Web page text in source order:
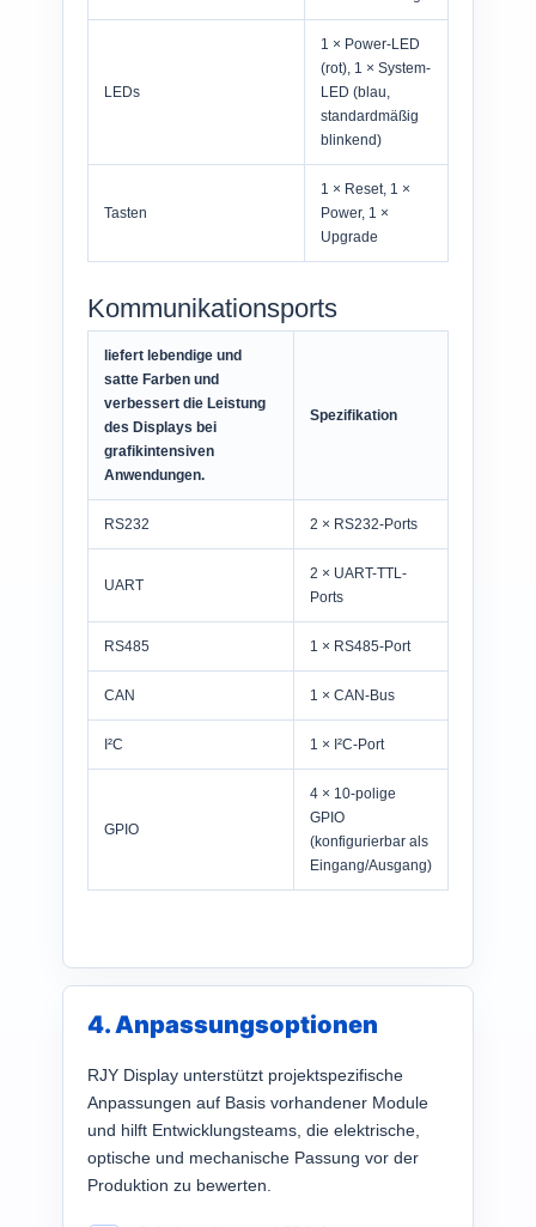
LEDs
1 × Power-LED
(rot), 1 × System-
LED (blau,
standardmäßig
blinkend)
Tasten
1 × Reset, 1 ×
Power, 1 ×
Upgrade
Kommunikationsports
liefert lebendige und
satte Farben und
verbessert die Leistung
des Displays bei
grafikintensiven
Anwendungen.
Spezifikation
RS232 2 × RS232-Ports
UART
2 × UART-TTL-
Ports
RS485 1 × RS485-Port
CAN 1 × CAN-Bus
I²C 1 × I²C-Port
GPIO
4 × 10-polige
GPIO
(konfigurierbar als
Eingang/Ausgang)
4. Anpassungsoptionen
RJY Display unterstützt projektspezifische
Anpassungen auf Basis vorhandener Module
und hilft Entwicklungsteams, die elektrische,
optische und mechanische Passung vor der
Produktion zu bewerten.